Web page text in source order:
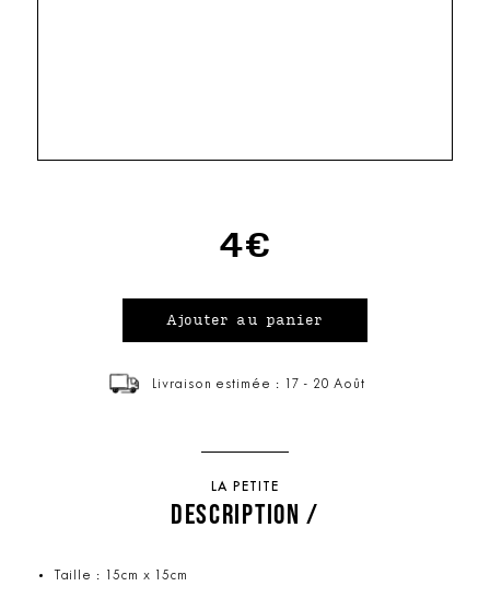
4€
Livraison estimée : 17 - 20 Août
LA PETITE
DESCRIPTION /
Taille : 15cm x 15cm